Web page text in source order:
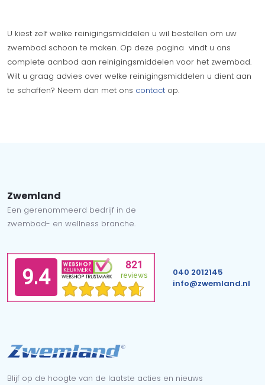
U kiest zelf welke reinigingsmiddelen u wil bestellen om uw
zwembad schoon te maken. Op deze pagina vindt u ons
complete aanbod aan reinigingsmiddelen voor het zwembad.
Wilt u graag advies over welke reinigingsmiddelen u dient aan
te schaffen? Neem dan met ons contact op.
Zwemland
Een gerenommeerd bedrijf in de
zwembad- en wellness branche.
040 2012145
info@zwemland.nl
Blijf op de hoogte van de laatste acties en nieuws